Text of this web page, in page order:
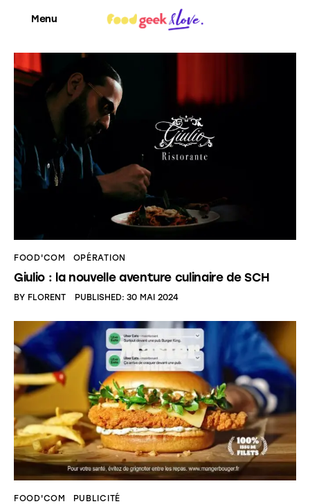
Menu
Food’News
Food’Com
Food’Art
Food’Life
FOOD'COM OPÉRATION
Giulio : la nouvelle aventure culinaire de SCH
BY FLORENT PUBLISHED: 30 MAI 2024
FOOD'COM PUBLICITÉ